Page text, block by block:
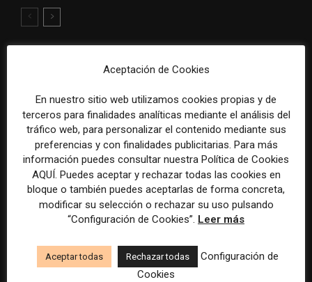
DEJA UNA RESPUESTA
Comentario:
Aceptación de Cookies
En nuestro sitio web utilizamos cookies propias y de
terceros para finalidades analíticas mediante el análisis del
tráfico web, para personalizar el contenido mediante sus
preferencias y con finalidades publicitarias. Para más
información puedes consultar nuestra Política de Cookies
AQUÍ. Puedes aceptar y rechazar todas las cookies en
bloque o también puedes aceptarlas de forma concreta,
modificar su selección o rechazar su uso pulsando
“Configuración de Cookies”. Leer más
Aceptar todas Rechazar todas
Configuración de
Cookies